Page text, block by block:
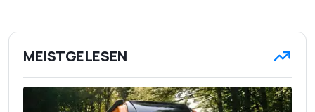
MEISTGELESEN